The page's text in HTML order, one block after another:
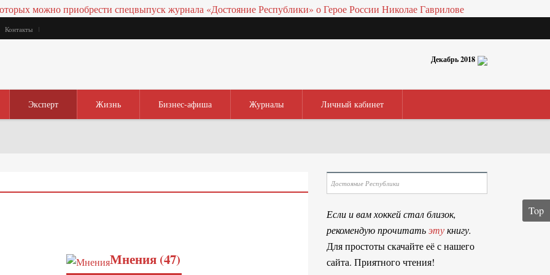
Контакты
Декабрь 2018
Эксперт Жизнь Бизнес-афиша Журналы Личный кабинет
Мнения (47)
Если и вам хоккей стал близок,
рекомендую прочитатьэтукнигу.
Для простоты скачайте её с нашего
сайта. Приятного чтения!
Top